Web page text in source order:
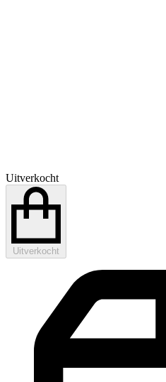
Uitverkocht
Uitverkocht